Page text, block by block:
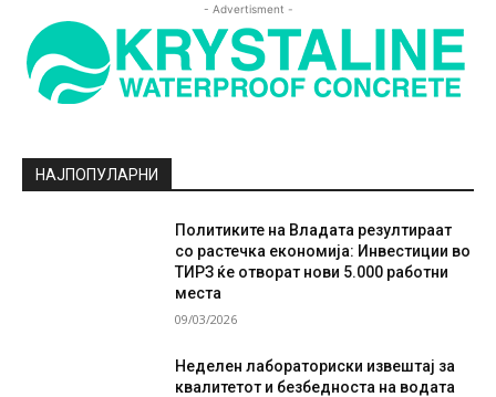
- Advertisment -
НАЈПОПУЛАРНИ
Политиките на Владата резултираат
со растечка економија: Инвестиции во
ТИРЗ ќе отворат нови 5.000 работни
места
09/03/2026
Неделен лабораториски извештај за
квалитетот и безбедноста на водата